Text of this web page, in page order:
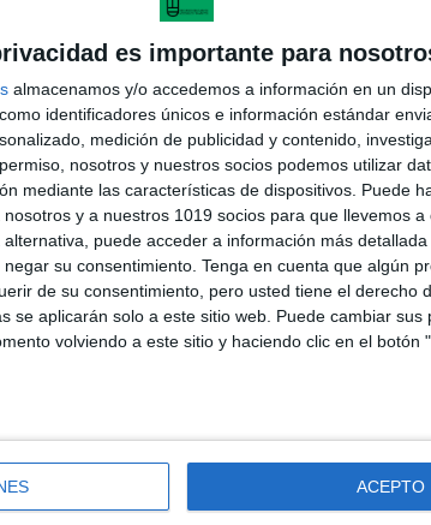
es importante para
almacenamos y/o accedemos a información en un
identificadores únicos e información estándar
medición de publicidad y contenido,
nosotros y nuestros socios podemos utilizar
mediante las características de dispositivos. Puede
y a nuestros 1019 socios para que llevemos
puede acceder a información más
su consentimiento. Tenga en cuenta que algún
de su consentimiento, pero usted tiene el derecho
se aplicarán solo a este sitio web. Puede cambiar sus
volviendo a este sitio y haciendo clic en el botón
ACEPTO
apuesta personal de dos profesores Ginés y
encargados de los contenidos que encontramos